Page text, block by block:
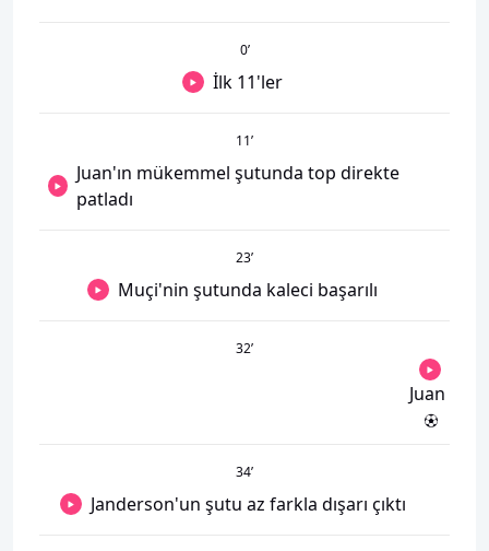
0’
İlk 11'ler
11’
Juan'ın mükemmel şutunda top direkte
patladı
23’
Muçi'nin şutunda kaleci başarılı
32’
Juan
34’
Janderson'un şutu az farkla dışarı çıktı